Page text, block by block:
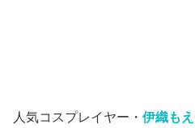
人気コスプレイヤー・ 伊織もえ